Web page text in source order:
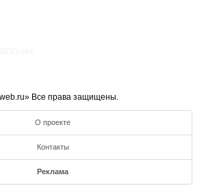
Все права защищены.
О проекте
Контакты
Реклама